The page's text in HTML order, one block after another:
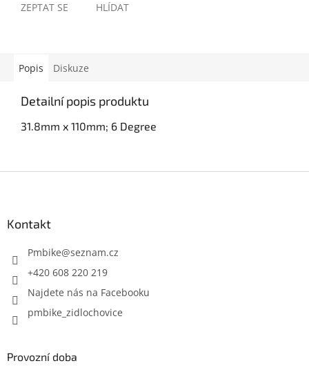
ZEPTAT SE HLÍDAT
Popis Diskuze
Detailní popis produktu
31.8mm x 110mm; 6 Degree
Kontakt
Pmbike@seznam.cz
+420 608 220 219
Najdete nás na Facebooku
pmbike_zidlochovice
Provozní doba